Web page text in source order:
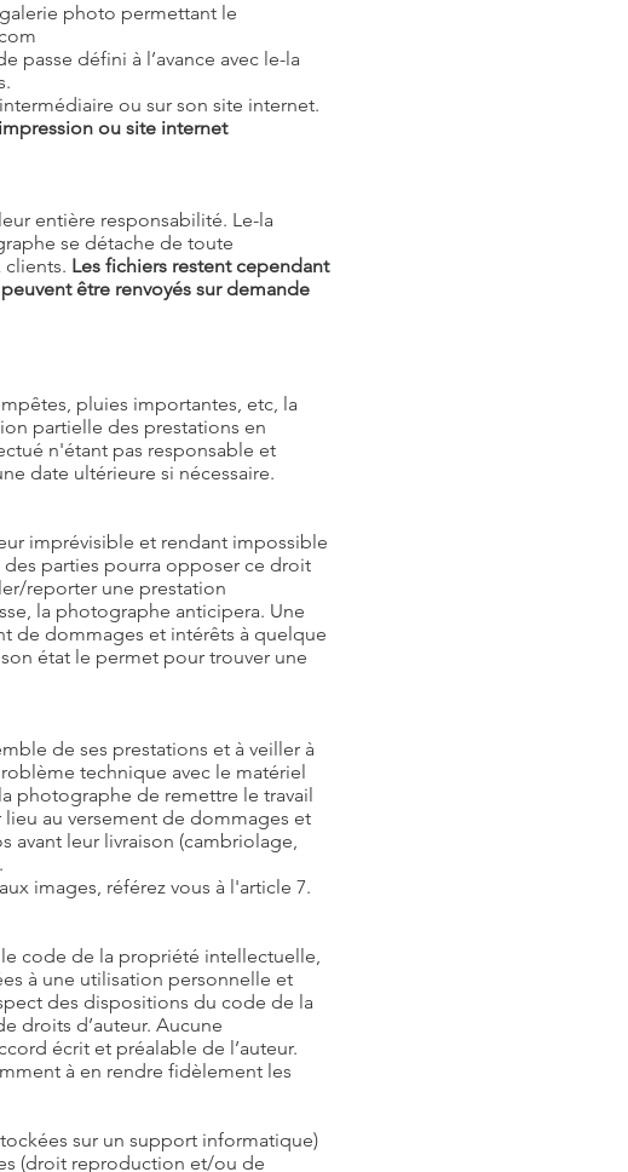
photo permettant le
passe défini à l’avance avec le-la
ou sur son site internet.
ou site internet
entière responsabilité. Le-la
se détache de toute
Les fichiers restent cependant
être renvoyés sur demande
pluies importantes, etc, la
partielle des prestations en
n'étant pas responsable et
date ultérieure si nécessaire.
imprévisible et rendant impossible
parties pourra opposer ce droit
reporter une prestation
la photographe anticipera. Une
de dommages et intérêts à quelque
état le permet pour trouver une
de ses prestations et à veiller à
technique avec le matériel
photographe de remettre le travail
au versement de dommages et
avant leur livraison (cambriolage,
images, référez vous à l'article 7.
code de la propriété intellectuelle,
à une utilisation personnelle et
des dispositions du code de la
droits d’auteur. Aucune
écrit et préalable de l’auteur.
à en rendre fidèlement les
sur un support informatique)
(droit reproduction et/ou de